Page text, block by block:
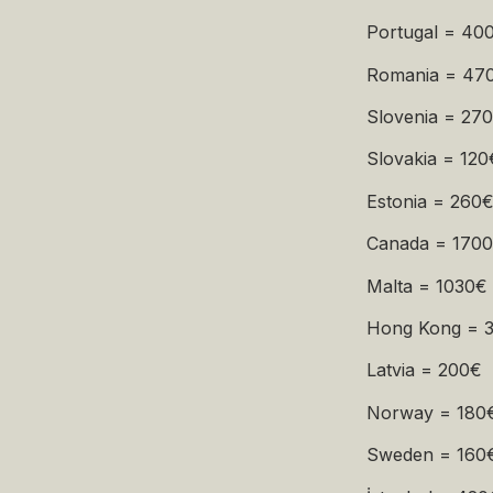
Portugal =
Romania =
Slovenia =
Slovakia =
Estonia = 260€
Canada =
Malta = 1030€
Hong Kong =
Latvia = 200€
Norway =
Sweden =